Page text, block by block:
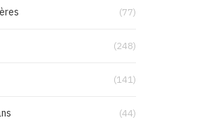
(77)
(248)
(141)
(44)